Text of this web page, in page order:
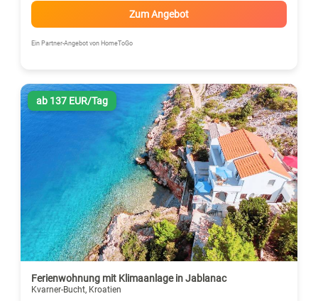
Zum Angebot
Ein Partner-Angebot von HomeToGo
ab 137 EUR/Tag
Ferienwohnung mit Klimaanlage in Jablanac
Kvarner-Bucht, Kroatien